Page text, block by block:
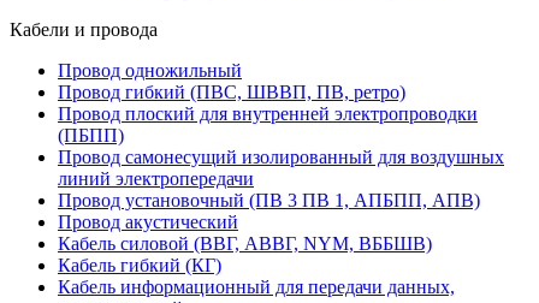
Кабели и провода
Провод одножильный
Провод гибкий (ПВС, ШВВП, ПВ, ретро)
Провод плоский для внутренней электропроводки
(ПБПП)
Провод самонесущий изолированный для воздушных
линий электропередачи
Провод установочный (ПВ 3 ПВ 1, АПБПП, АПВ)
Провод акустический
Кабель силовой (ВВГ, АВВГ, NYM, ВББШВ)
Кабель гибкий (КГ)
Кабель информационный для передачи данных,